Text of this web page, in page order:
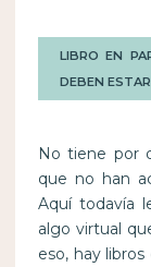
LIBRO EN
DEBEN
No tiene por
que no han
Aquí todavía
algo virtual
eso, hay